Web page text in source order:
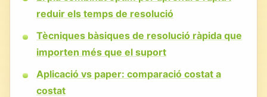
reduir els temps de resolució
Tècniques bàsiques de resolució ràpida que
importen més que el suport
Aplicació vs paper: comparació costat a
costat